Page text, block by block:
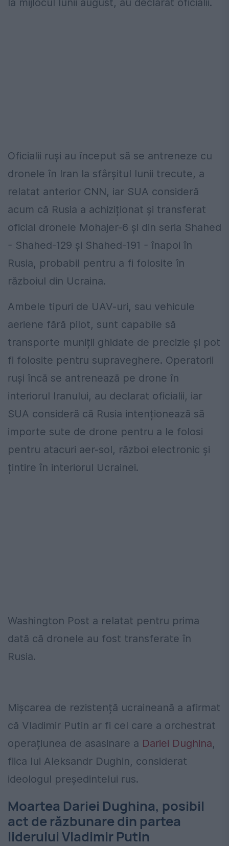
la mijlocul lunii august, au declarat oficialii.
Oficialii ruși au început să se antreneze cu
dronele în Iran la sfârșitul lunii trecute, a
relatat anterior CNN, iar SUA consideră
acum că Rusia a achiziționat și transferat
oficial dronele Mohajer-6 și din seria Shahed
- Shahed-129 și Shahed-191 - înapoi în
Rusia, probabil pentru a fi folosite în
războiul din Ucraina.
Ambele tipuri de UAV-uri, sau vehicule
aeriene fără pilot, sunt capabile să
transporte muniții ghidate de precizie și pot
fi folosite pentru supraveghere. Operatorii
ruși încă se antrenează pe drone în
interiorul Iranului, au declarat oficialii, iar
SUA consideră că Rusia intenționează să
importe sute de drone pentru a le folosi
pentru atacuri aer-sol, război electronic și
țintire în interiorul Ucrainei.
Washington Post a relatat pentru prima
dată că dronele au fost transferate în
Rusia.
Mișcarea de rezistență ucraineană a afirmat
că Vladimir Putin ar fi cel care a orchestrat
operațiunea de asasinare a Dariei Dughina,
fiica lui Aleksandr Dughin, considerat
ideologul președintelui rus.
Moartea Dariei Dughina, posibil
act de răzbunare din partea
liderului Vladimir Putin